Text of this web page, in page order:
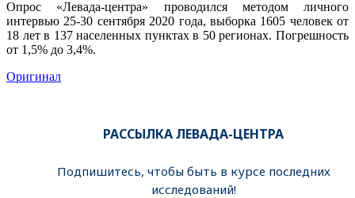
Опрос «Левада-центра» проводился методом личного
интервью 25-30 сентября 2020 года, выборка 1605 человек от
18 лет в 137 населенных пунктах в 50 регионах. Погрешность
от 1,5% до 3,4%.
Оригинал
РАССЫЛКА ЛЕВАДА-ЦЕНТРА
Подпишитесь, чтобы быть в курсе последних
исследований!